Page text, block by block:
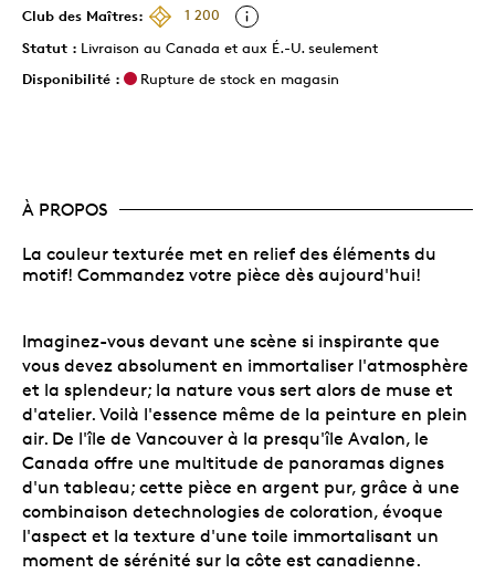
Club des Maîtres:
1 200
Statut : Livraison au Canada et aux É.-U. seulement
Disponibilité :
Rupture de stock en magasin
À PROPOS
La couleur texturée met en relief des éléments du
motif! Commandez votre pièce dès aujourd'hui!
Imaginez-vous devant une scène si inspirante que
vous devez absolument en immortaliser l'atmosphère
et la splendeur; la nature vous sert alors de muse et
d'atelier. Voilà l'essence même de la peinture en plein
air. De l'île de Vancouver à la presqu'île Avalon, le
Canada offre une multitude de panoramas dignes
d'un tableau; cette pièce en argent pur, grâce à une
combinaison detechnologies de coloration, évoque
l'aspect et la texture d'une toile immortalisant un
moment de sérénité sur la côte est canadienne.